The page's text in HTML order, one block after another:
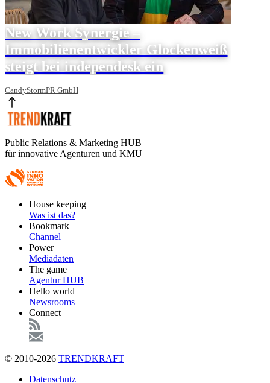
New Work Synergie ‒
Immobilienentwickler Glockenweiß
steigt bei independesk ein
CandyStormPR GmbH
Public Relations & Marketing HUB
für innovative Agenturen und KMU
FooterHouse keeping
Was ist das?
Bookmark
Channel
Power
Mediadaten
The game
Agentur HUB
Hello world
Newsrooms
Connect
© 2010-2026 TRENDKRAFT
FußzeileDatenschutz